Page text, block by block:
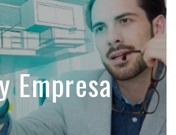
Empresa